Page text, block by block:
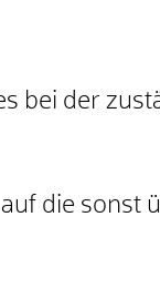
bei der
die sonst